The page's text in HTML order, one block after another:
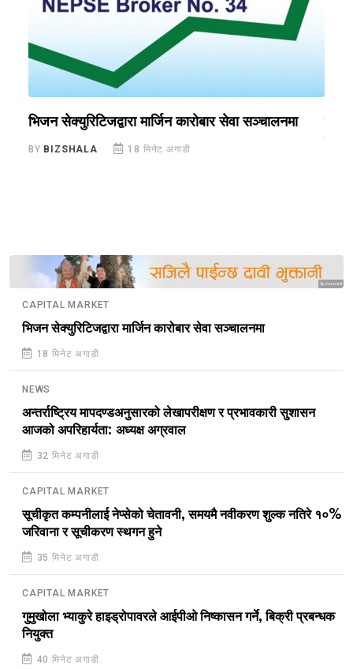
भिजन सेक्युरिटिजद्वारा मार्जिन कारोबार सेवा सञ्चालनमा
BY BIZSHALA 18 मिनेट अगाडी
Sponsored
CAPITAL MARKET
भिजन सेक्युरिटिजद्वारा मार्जिन कारोबार सेवा सञ्चालनमा
18 मिनेट अगाडी
NEWS
अन्तर्राष्ट्रिय मापदण्डअनुसारको लेखापरीक्षण र प्रभावकारी सुशासन
आजको अपरिहार्यता: अध्यक्ष अग्रवाल
32 मिनेट अगाडी
CAPITAL MARKET
सूचीकृत कम्पनीलाई नेप्सेको चेतावनी, समयमै नवीकरण शुल्क नतिरे १०%
जरिवाना र सूचीकरण स्थगन हुने
35 मिनेट अगाडी
CAPITAL MARKET
गुमुखोला भ्याकुरे हाइड्रोपावरले आईपीओ निष्कासन गर्ने, बिक्री प्रबन्धक
नियुक्त
40 मिनेट अगाडी